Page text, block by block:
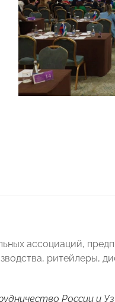
ассоциаций,
ритейлеры,
России и